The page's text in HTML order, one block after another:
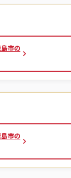
市の
市の